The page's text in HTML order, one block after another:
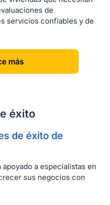
de
servicios confiables y de
más]
éxito
de éxito de
a especialistas en
sus negocios con